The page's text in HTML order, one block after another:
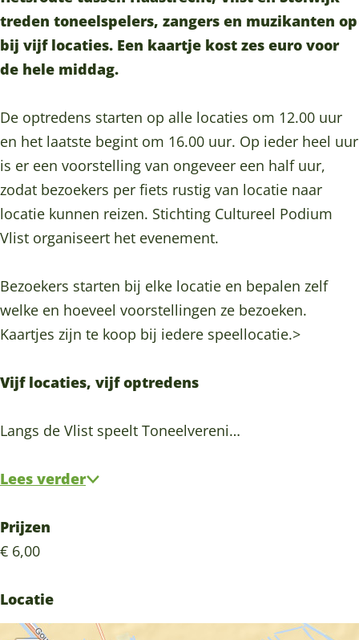
o
p
e
r
o
’
treden toneelspelers, zangers en muzikanten op
bij vijf locaties. Een kaartje kost zes euro voor
de hele middag.
De optredens starten op alle locaties om 12.00 uur
en het laatste begint om 16.00 uur. Op ieder heel uur
is er een voorstelling van ongeveer een half uur,
zodat bezoekers per fiets rustig van locatie naar
locatie kunnen reizen. Stichting Cultureel Podium
Vlist organiseert het evenement.
Bezoekers starten bij elke locatie en bepalen zelf
welke en hoeveel voorstellingen ze bezoeken.
Kaartjes zijn te koop bij iedere speellocatie.>
Vijf locaties, vijf optredens
Langs de Vlist speelt Toneelvereni…
Lees verder
Prijzen
€ 6,00
Locatie